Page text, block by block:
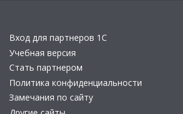
Вход для партнеров 1С
Учебная версия
Стать партнером
Политика конфиденциальности
Замечания по сайту